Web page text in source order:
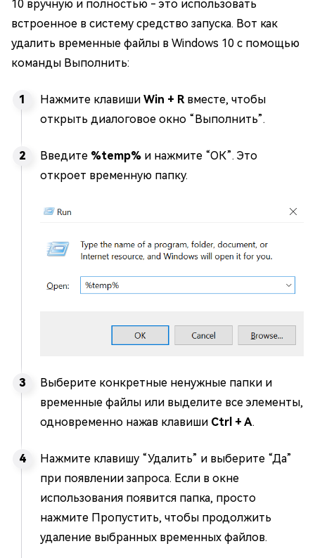
10 вручную и полностью - это использовать
встроенное в систему средство запуска. Вот как
удалить временные файлы в Windows 10 с помощью
команды Выполнить:
Нажмите клавиши Win + Rвместе, чтобы
открыть диалоговое окно “Выполнить”.
Введите %temp% и нажмите “ОК”. Это
откроет временную папку.
Выберите конкретные ненужные папки и
временные файлы или выделите все элементы,
одновременно нажав клавиши Ctrl + A.
Нажмите клавишу “Удалить” и выберите “Да”
при появлении запроса. Если в окне
использования появится папка, просто
нажмите Пропустить, чтобы продолжить
удаление выбранных временных файлов.